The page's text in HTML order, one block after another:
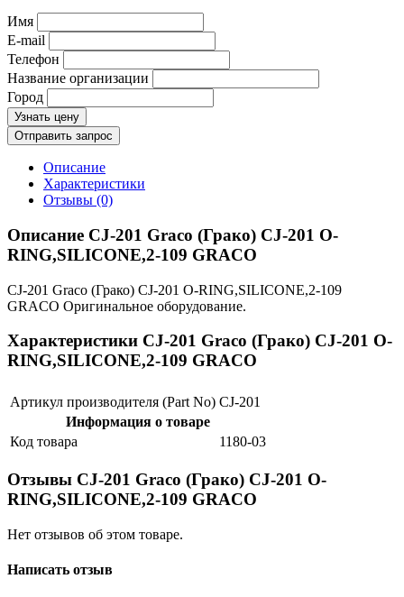
Имя
E-mail
Телефон
Название организации
Город
Узнать цену
Отправить запрос
Описание
Характеристики
Отзывы (0)
Описание CJ-201 Graco (Грако) CJ-201 O-
RING,SILICONE,2-109 GRACO
CJ-201 Graco (Грако) CJ-201 O-RING,SILICONE,2-109
GRACO Оригинальное оборудование.
Характеристики CJ-201 Graco (Грако) CJ-201 O-
RING,SILICONE,2-109 GRACO
Артикул производителя (Part No) CJ-201
Информация о товаре
Код товара
1180-03
Отзывы CJ-201 Graco (Грако) CJ-201 O-
RING,SILICONE,2-109 GRACO
Нет отзывов об этом товаре.
Написать отзыв